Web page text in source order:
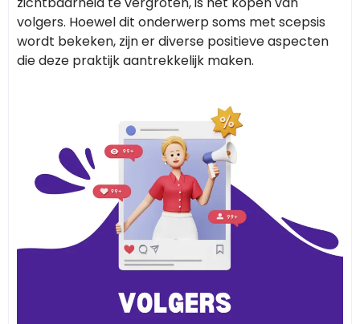
volgers. Hoewel dit onderwerp soms met scepsis
wordt bekeken, zijn er diverse positieve aspecten
die deze praktijk aantrekkelijk maken.